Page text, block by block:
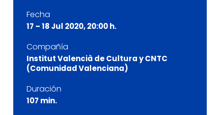
Fecha
17 – 18 Jul 2020, 20:00 h.
Compañía
Institut Valencià de Cultura y CNTC
(Comunidad Valenciana)
Duración
107 min.